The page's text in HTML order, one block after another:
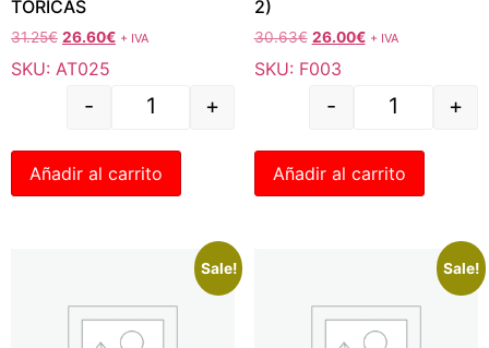
TÓRICAS
31.25€ 26.60€ + IVA
SKU: AT025
- +
Añadir al carrito
2)
30.63€ 26.00€ + IVA
SKU: F003
- +
Añadir al carrito
Sale! Sale!